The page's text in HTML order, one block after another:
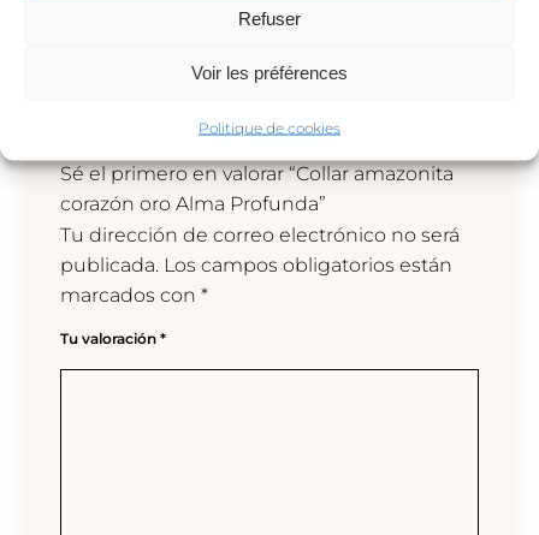
Refuser
Voir les préférences
Politique de cookies
No hay valoraciones aún.
Sé el primero en valorar “Collar amazonita
corazón oro Alma Profunda”
Tu dirección de correo electrónico no será
publicada. Los campos obligatorios están
marcados con *
Tu valoración *